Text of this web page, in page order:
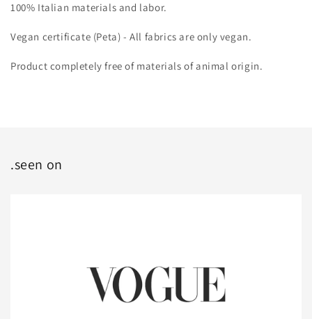
100% Italian materials and labor.
Vegan certificate (Peta) - All fabrics are only vegan.
Product completely free of materials of animal origin.
.seen on